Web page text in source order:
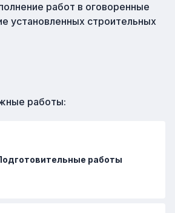
работ в оговоренные
установленных строительных
работы:
работы